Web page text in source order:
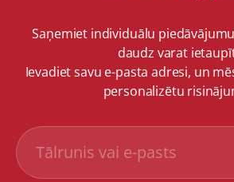
Saņemiet individuālu
daudz varat
Ievadiet savu e-pasta adresi, un
personalizētu